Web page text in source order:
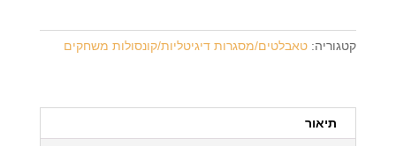
קטגוריה: טאבלטים/מסגרות דיגיטליות/קונסולות משחקים
תיאור